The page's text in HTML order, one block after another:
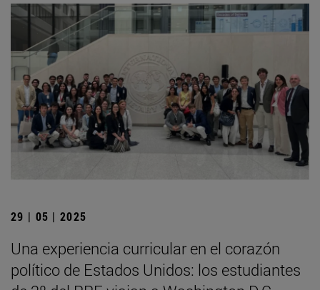
29 | 05 | 2025
Una experiencia curricular en el corazón
político de Estados Unidos: los estudiantes